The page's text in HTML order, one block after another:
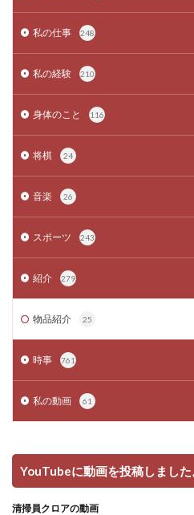
私の仕事 248
私の経験 210
身体のこと 116
将棋 24
音楽 26
スポーツ 243
紹介 279
物品紹介 25
時事 761
私の動画 61
YouTubeに動画を投稿しました
清掃員クロアの動画